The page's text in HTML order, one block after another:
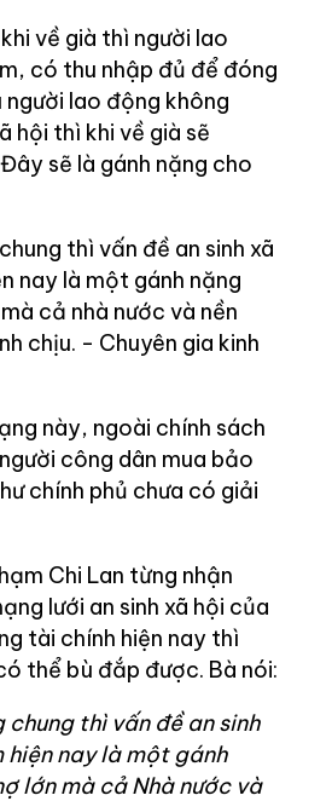
về già thì người lao
có thu nhập đủ để đóng
người lao động không
hội thì khi về già sẽ
sẽ là gánh nặng cho
thì vấn đề an sinh xã
nay là một gánh nặng
cả nhà nước và nền
chịu. - Chuyên gia kinh
này, ngoài chính sách
công dân mua bảo
chính phủ chưa có giải
Chi Lan từng nhận
lưới an sinh xã hội của
tài chính hiện nay thì
thể bù đắp được. Bà nói:
chung thì vấn đề an sinh
nay là một gánh
lớn mà cả Nhà nước và